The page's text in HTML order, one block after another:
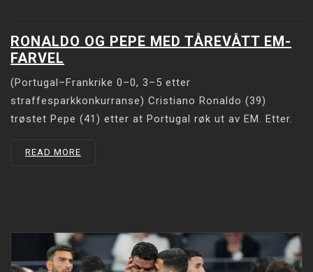
RONALDO OG PEPE MED TÅREVÅTT EM-
FARVEL
(Portugal–Frankrike 0–0, 3–5 etter
straffesparkkonkurranse) Cristiano Ronaldo (39)
trøstet Pepe (41) etter at Portugal røk ut av EM. Etter.
READ MORE